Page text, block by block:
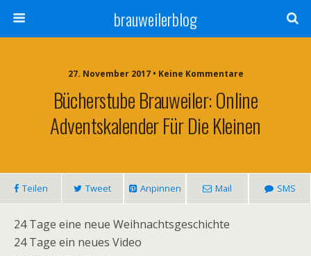
brauweilerblog
27. November 2017 • Keine Kommentare
Bücherstube Brauweiler: Online
Adventskalender Für Die Kleinen
Teilen Tweet Anpinnen Mail SMS
24 Tage eine neue Weihnachtsgeschichte
24 Tage ein neues Video